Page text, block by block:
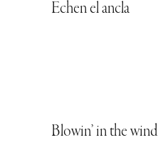
Echen el ancla
Blowin’ in the wind